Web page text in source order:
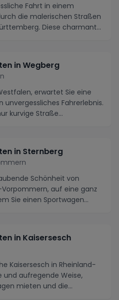
Fahrt in einem
die malerischen Straßen
Diese charmante
in Wegberg
erwartet Sie eine
unvergessliches Fahrerlebnis.
kurvige Straße...
in Sternberg
Schönheit von
auf eine ganz
Sie einen Sportwagen
in Kaisersesch
Kaisersesch in Rheinland-
und aufregende Weise,
mieten und die